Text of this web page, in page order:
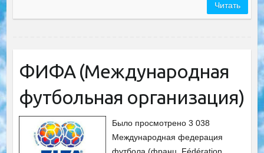
Читать
ФИФА (Международная
футбольная организация)
Было просмотрено 3 038
Международная федерация